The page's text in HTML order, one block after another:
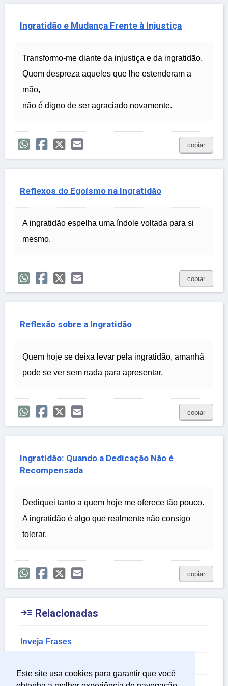
Este site usa cookies para garantir que você
Ingratidão e Mudança Frente à Injustiça
Transformo-me diante da injustiça e da ingratidão.
Quem despreza aqueles que lhe estenderam a
mão,
não é digno de ser agraciado novamente.
copiar
Reflexos do Egoísmo na Ingratidão
A ingratidão espelha uma índole voltada para si
mesmo.
copiar
Reflexão sobre a Ingratidão
Quem hoje se deixa levar pela ingratidão, amanhã
pode se ver sem nada para apresentar.
copiar
Ingratidão: Quando a Dedicação Não é
Recompensada
Dediquei tanto a quem hoje me oferece tão pouco.
A ingratidão é algo que realmente não consigo
tolerar.
copiar
 Relacionadas
Inveja Frases